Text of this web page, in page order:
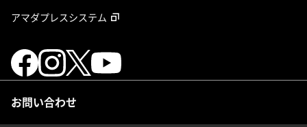
アマダプレスシステム
お問い合わせ